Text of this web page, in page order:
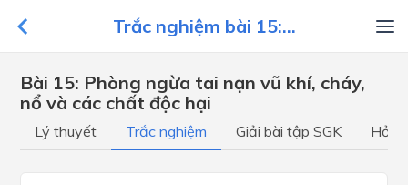
Trắc nghiệm bài 15:...
Bài 15: Phòng ngừa tai nạn vũ khí, cháy,
nổ và các chất độc hại
Lý thuyết Trắc nghiệm Giải bài tập SGK Hỏi